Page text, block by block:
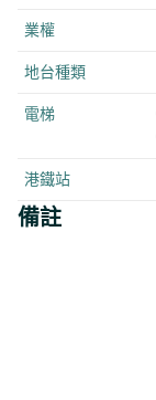
業權
地台種類
電梯
港鐵站
備註